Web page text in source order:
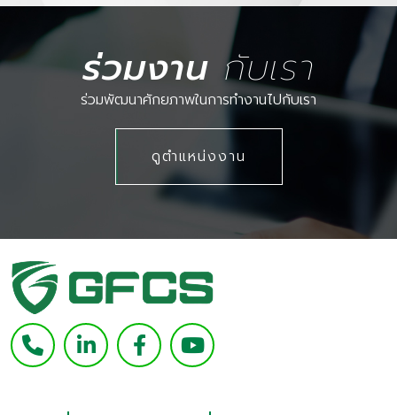
ร่วมงาน กับเรา
ร่วมพัฒนาศักยภาพในการทำงานไปกับเรา
ดูตำแหน่งงาน